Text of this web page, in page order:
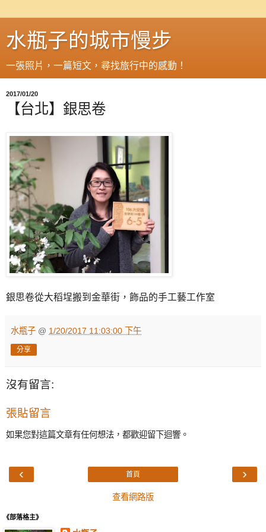
水瓶子的城市慢步
一張照片，一篇短文，尋找旅行中的感動！
2017/01/20
【台北】銀思卷
銀思卷從大稻埕搬到金華街，飾品的手工藝工作室
水瓶子 @ 1/20/2017 11:03:00 下午
分享
沒有留言:
張貼留言
如果您對這篇文章有任何想法，都歡迎留下迴響。
‹ ›
首頁
查看網路版
《部落格主》